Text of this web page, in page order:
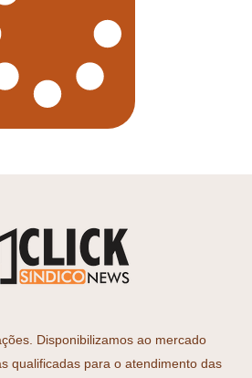
Disponibilizamos ao mercado
qualificadas para o atendimento das